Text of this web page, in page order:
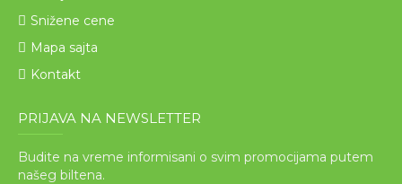
Snižene cene
Mapa sajta
Kontakt
PRIJAVA NA NEWSLETTER
Budite na vreme informisani o svim promocijama putem
našeg biltena.